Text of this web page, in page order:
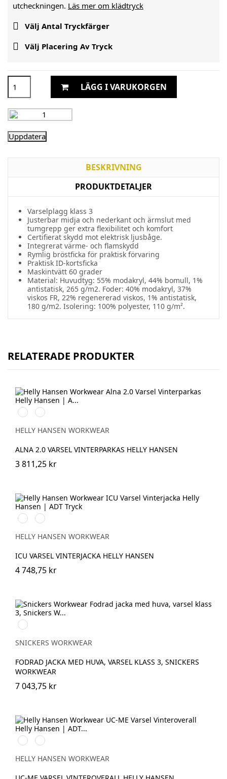
utcheckningen. Läs mer om klädtryck
 Välj Antal Tryckfärger
 Välj Placering Av Tryck
LÄGG I VARUKORGEN
BESKRIVNING
PRODUKTDETALJER
Varselplagg klass 3
Justerbar midja och nederkant och ärmslut med
tumgrepp ger extra flexibilitet och komfort
Certifierat skydd mot elektrisk ljusbåge.
Integrerat värme- och flamskydd
Rymlig bröstficka för praktisk förvaring
Praktisk ID-kortsficka
Maskintvätt 60 grader
Material: Huvudtyg: 55% modakryl, 44% bomull, 1%
antistatisk, 265 g/m2. Foder: 40% modakryl, 37%
viskos FR, 22% regenererad viskos, 1% antistatisk,
180 g/m2. Isolering: 100% polyester, 110 g/m².
RELATERADE PRODUKTER
369
YELLOW/EBONY
269
ORANGE/EBONY
HELLY HANSEN WORKWEAR
ALNA 2.0 VARSEL VINTERPARKAS HELLY HANSEN
3 811,25 kr
369
YELLOW/EBONY
269
ORANGE/EBONY
HELLY HANSEN WORKWEAR
ICU VARSEL VINTERJACKA HELLY HANSEN
4 748,75 kr
High
vis
yellow/Navy
SNICKERS WORKWEAR
FODRAD JACKA MED HUVA, VARSEL KLASS 3, SNICKERS
WORKWEAR
7 043,75 kr
269
HIGH
VIS
369
HIGH
VIS
HELLY HANSEN WORKWEAR